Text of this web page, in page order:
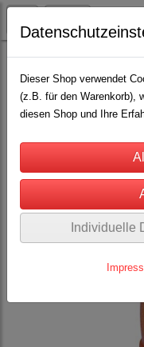
Schäfereibedarf
Dieser Shop verwendet
(z.B. für den Warenkorb),
diesen Shop und Ihre
Individuelle